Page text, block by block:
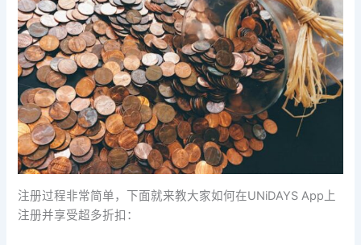
注册过程非常简单，下面就来教大家如何在UNiDAYS App上
注册并享受超多折扣：